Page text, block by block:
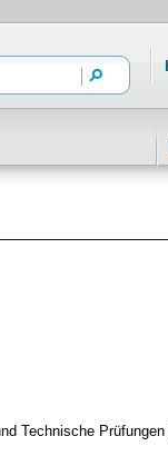
Technische